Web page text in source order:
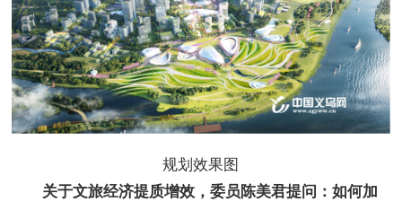
规划效果图
关于文旅经济提质增效，委员陈美君提问：如何加